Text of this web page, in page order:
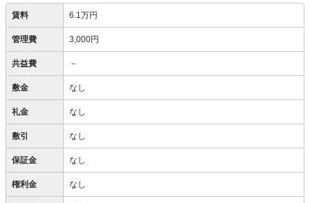
賃料 6.1万円
管理費 3,000円
共益費 －
敷金 なし
礼金 なし
敷引 なし
保証金 なし
権利金 なし